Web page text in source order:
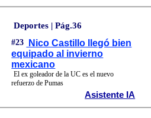
Deportes | Pág.36
#23
Nico Castillo llegó bien
equipado al invierno
mexicano
El ex goleador de la UC es el nuevo
refuerzo de Pumas
Asistente IA